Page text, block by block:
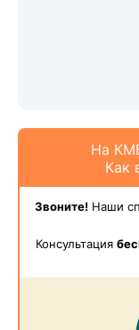
На
Как
Звоните!Наши
Консультация